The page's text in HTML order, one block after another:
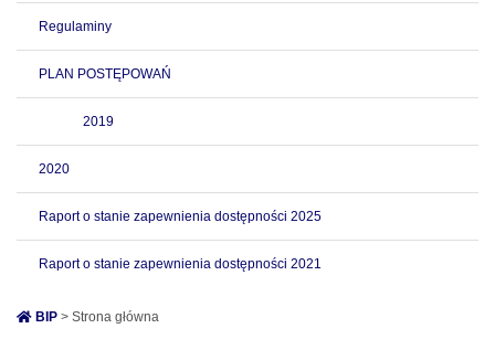
Regulaminy
PLAN POSTĘPOWAŃ
2019
2020
Raport o stanie zapewnienia dostępności 2025
Raport o stanie zapewnienia dostępności 2021
BIP > Strona główna